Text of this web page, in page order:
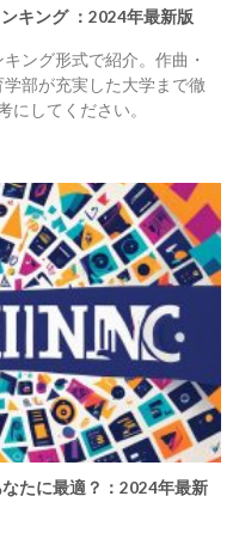
キング ：2024年最新版
ング形式で紹介。作曲・
部が充実した大学まで徹
にしてください。
たに最適？：2024年最新